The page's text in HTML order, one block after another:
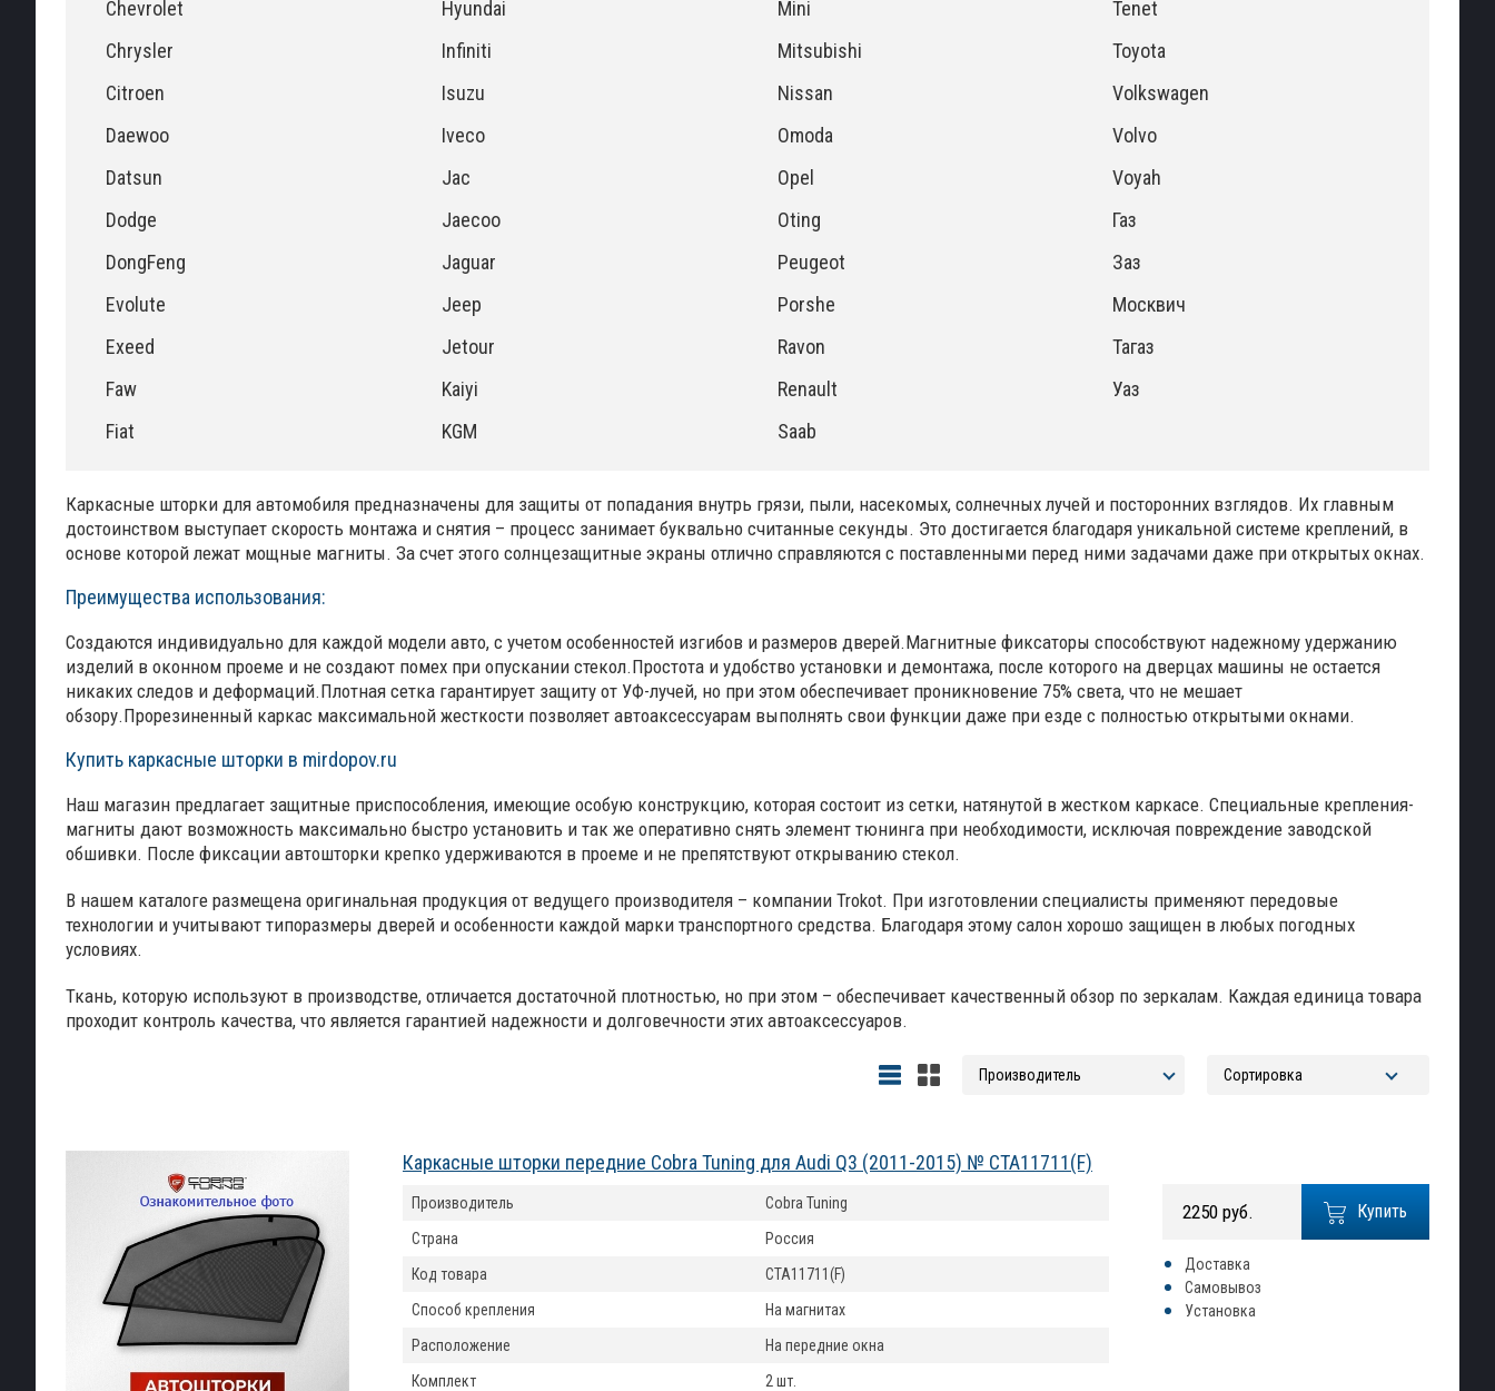
Chevrolet
Chrysler
Citroen
Daewoo
Datsun
Dodge
DongFeng
Evolute
Exeed
Faw
Fiat
Hyundai
Infiniti
Isuzu
Iveco
Jac
Jaecoo
Jaguar
Jeep
Jetour
Kaiyi
KGM
Mini
Mitsubishi
Nissan
Omoda
Opel
Oting
Peugeot
Porshe
Ravon
Renault
Saab
Tenet
Toyota
Volkswagen
Volvo
Voyah
Газ
Заз
Москвич
Тагаз
Уаз
Каркасные шторки для автомобиля предназначены для защиты от попадания внутрь грязи, пыли, насекомых, солнечных лучей и посторонних взглядов. Их главным
достоинством выступает скорость монтажа и снятия – процесс занимает буквально считанные секунды. Это достигается благодаря уникальной системе креплений, в
основе которой лежат мощные магниты. За счет этого солнцезащитные экраны отлично справляются с поставленными перед ними задачами даже при открытых окнах.
Преимущества использования:
Создаются индивидуально для каждой модели авто, с учетом особенностей изгибов и размеров дверей.Магнитные фиксаторы способствуют надежному удержанию
изделий в оконном проеме и не создают помех при опускании стекол.Простота и удобство установки и демонтажа, после которого на дверцах машины не остается
никаких следов и деформаций.Плотная сетка гарантирует защиту от УФ-лучей, но при этом обеспечивает проникновение 75% света, что не мешает
обзору.Прорезиненный каркас максимальной жесткости позволяет автоаксессуарам выполнять свои функции даже при езде с полностью открытыми окнами.
Купить каркасные шторки в mirdopov.ru
Наш магазин предлагает защитные приспособления, имеющие особую конструкцию, которая состоит из сетки, натянутой в жестком каркасе. Специальные крепления-
магниты дают возможность максимально быстро установить и так же оперативно снять элемент тюнинга при необходимости, исключая повреждение заводской
обшивки. После фиксации автошторки крепко удерживаются в проеме и не препятствуют открыванию стекол.
В нашем каталоге размещена оригинальная продукция от ведущего производителя – компании Trokot. При изготовлении специалисты применяют передовые
технологии и учитывают типоразмеры дверей и особенности каждой марки транспортного средства. Благодаря этому салон хорошо защищен в любых погодных
условиях.
Ткань, которую используют в производстве, отличается достаточной плотностью, но при этом – обеспечивает качественный обзор по зеркалам. Каждая единица товара
проходит контроль качества, что является гарантией надежности и долговечности этих автоаксессуаров.
Каркасные шторки передние Cobra Tuning для Audi Q3 (2011-2015) № CTA11711(F)
Купить
2250 руб.
Доставка
Самовывоз
Установка
Производитель
Cobra Tuning
Страна
Россия
Код товара
CTA11711(F)
Способ крепления
На магнитах
Расположение
На передние окна
Комплект
2 шт.